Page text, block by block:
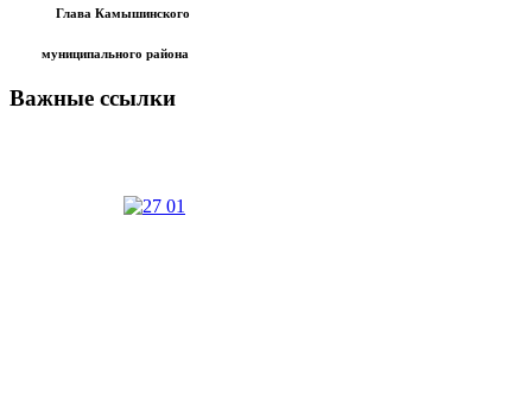
Глава Камышинского
муниципального района
Важные ссылки